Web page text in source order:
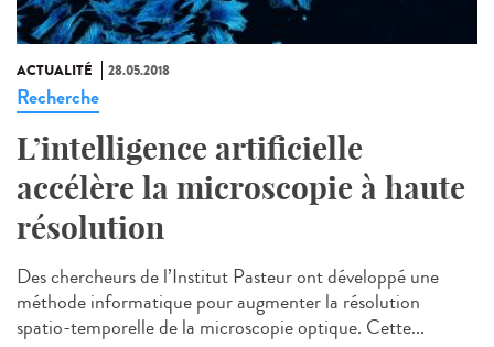
ACTUALITÉ 28.05.2018
Recherche
L’intelligence artificielle
accélère la microscopie à haute
résolution
Des chercheurs de l’Institut Pasteur ont développé une
méthode informatique pour augmenter la résolution
spatio-temporelle de la microscopie optique. Cette...